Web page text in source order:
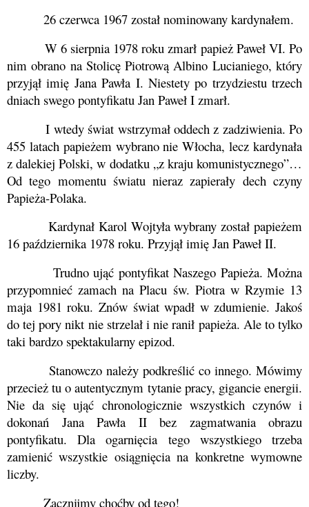
26 czerwca 1967 został nominowany kardynałem.
W 6 sierpnia 1978 roku zmarł papież Paweł VI. Po
nim obrano na Stolicę Piotrową Albino Lucianiego, który
przyjął imię Jana Pawła I. Niestety po trzydziestu trzech
dniach swego pontyfikatu Jan Paweł I zmarł.
I wtedy świat wstrzymał oddech z zadziwienia. Po
455 latach papieżem wybrano nie Włocha, lecz kardynała
z dalekiej Polski, w dodatku „z kraju komunistycznego”…
Od tego momentu światu nieraz zapierały dech czyny
Papieża-Polaka.
Kardynał Karol Wojtyła wybrany został papieżem
16 października 1978 roku. Przyjął imię Jan Paweł II.
Trudno ująć pontyfikat Naszego Papieża. Można
przypomnieć zamach na Placu św. Piotra w Rzymie 13
maja 1981 roku. Znów świat wpadł w zdumienie. Jakoś
do tej pory nikt nie strzelał i nie ranił papieża. Ale to tylko
taki bardzo spektakularny epizod.
Stanowczo należy podkreślić co innego. Mówimy
przecież tu o autentycznym tytanie pracy, gigancie energii.
Nie da się ująć chronologicznie wszystkich czynów i
dokonań Jana Pawła II bez zagmatwania obrazu
pontyfikatu. Dla ogarnięcia tego wszystkiego trzeba
zamienić wszystkie osiągnięcia na konkretne wymowne
liczby.
Zacznijmy choćby od tego!